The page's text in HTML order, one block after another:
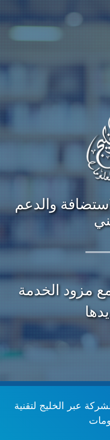
والدعم
مزود الخدمة
عبر الخليج لتقنية